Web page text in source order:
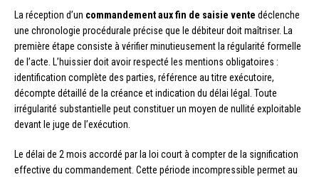
La réception d’un commandement aux fin de saisie vente déclenche
une chronologie procédurale précise que le débiteur doit maîtriser. La
première étape consiste à vérifier minutieusement la régularité formelle
de l’acte. L’huissier doit avoir respecté les mentions obligatoires :
identification complète des parties, référence au titre exécutoire,
décompte détaillé de la créance et indication du délai légal. Toute
irrégularité substantielle peut constituer un moyen de nullité exploitable
devant le juge de l’exécution.
Le délai de 2 mois accordé par la loi court à compter de la signification
effective du commandement. Cette période incompressible permet au